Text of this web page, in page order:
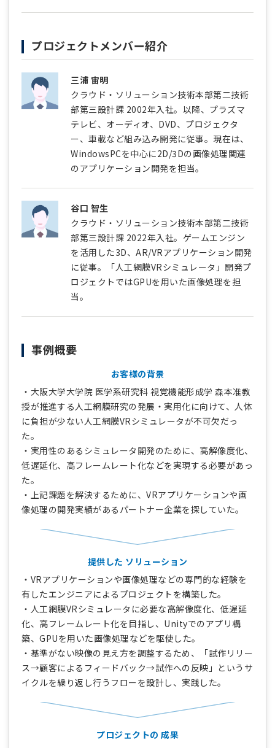
プロジェクトメンバー紹介
三浦 宙明
クラウド・ソリューション技術本部第二技術
部第三設計課 2002年入社。以降、プラズマ
テレビ、オーディオ、DVD、プロジェクタ
ー、車載など組み込み開発に従事。現在は、
WindowsPCを中心に2D/3Dの画像処理関連
のアプリケーション開発を担当。
谷口 智生
クラウド・ソリューション技術本部第二技術
部第三設計課 2022年入社。ゲームエンジン
を活用した3D、AR/VRアプリケーション開発
に従事。「人工網膜VRシミュレータ」開発プ
ロジェクトではGPUを用いた画像処理を担
当。
事例概要
お客様の背景
・大阪大学大学院 医学系研究科 視覚機能形成学 森本准教
授が推進する人工網膜研究の発展・実用化に向けて、人体
に負担が少ない人工網膜VRシミュレータが不可欠だっ
た。
・実用性のあるシミュレータ開発のために、高解像度化、
低遅延化、高フレームレート化などを実現する必要があっ
た。
・上記課題を解決するために、VRアプリケーションや画
像処理の開発実績があるパートナー企業を探していた。
提供した ソリューション
・VRアプリケーションや画像処理などの専門的な経験を
有したエンジニアによるプロジェクトを構築した。
・人工網膜VRシミュレータに必要な高解像度化、低遅延
化、高フレームレート化を目指し、Unityでのアプリ構
築、GPUを用いた画像処理などを駆使した。
・基準がない映像の見え方を調整するため、「試作リリー
ス→顧客によるフィードバック→試作への反映」というサ
イクルを繰り返し行うフローを設計し、実践した。
プロジェクトの 成果